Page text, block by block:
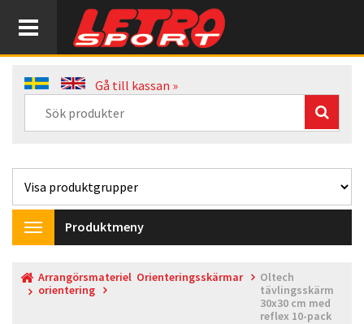
Gå till kassan »
Toggle
navigation
Produktmeny
Arrangörsmateriel
orientering
Orienteringsskärmar
Oltech
tävlingsskärm
30x30 cm med
reflex 10-pack